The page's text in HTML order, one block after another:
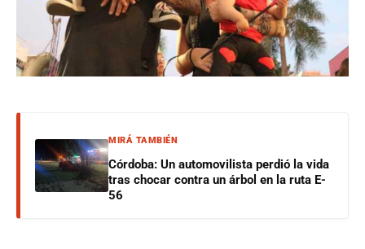
MIRÁ TAMBIÉN
Córdoba: Un automovilista perdió la vida
tras chocar contra un árbol en la ruta E-
56